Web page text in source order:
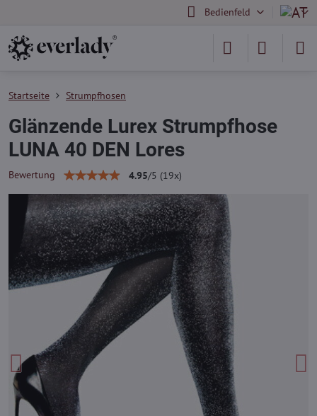
Bedienfeld
Startseite Strumpfhosen
Glänzende Lurex Strumpfhose
LUNA 40 DEN Lores
Bewertung 4.95/5 (19x)